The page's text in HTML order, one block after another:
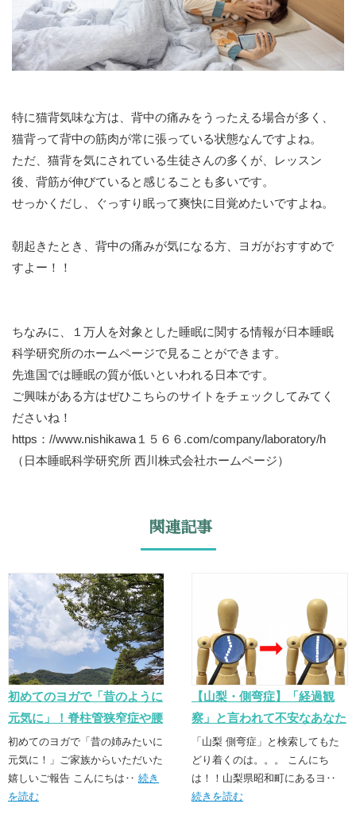
特に猫背気味な方は、背中の痛みをうったえる場合が多く、
猫背って背中の筋肉が常に張っている状態なんですよね。
ただ、猫背を気にされている生徒さんの多くが、レッスン
後、背筋が伸びていると感じることも多いです。
せっかくだし、ぐっすり眠って爽快に目覚めたいですよね。
朝起きたとき、背中の痛みが気になる方、ヨガがおすすめで
すよー！！
ちなみに、１万人を対象とした睡眠に関する情報が日本睡眠
科学研究所のホームページで見ることができます。
先進国では睡眠の質が低いといわれる日本です。
ご興味がある方はぜひこちらのサイトをチェックしてみてく
ださいね！
https：//www.nishikawa１５６６.com/company/laboratory/h
（日本睡眠科学研究所 西川株式会社ホームページ）
関連記事
初めてのヨガで「昔のように
元気に」！脊柱管狭窄症や腰
痛に寄り添うレッスン
初めてのヨガで「昔の姉みたいに
元気に！」ご家族からいただいた
嬉しいご報告 こんにちは‥ 続き
を読む
【山梨・側弯症】「経過観
察」と言われて不安なあなた
へ。30年前の当事者が伝えた
いこと
「山梨 側弯症」と検索してもた
どり着くのは。。。 こんにち
は！！山梨県昭和町にあるヨ‥
続きを読む